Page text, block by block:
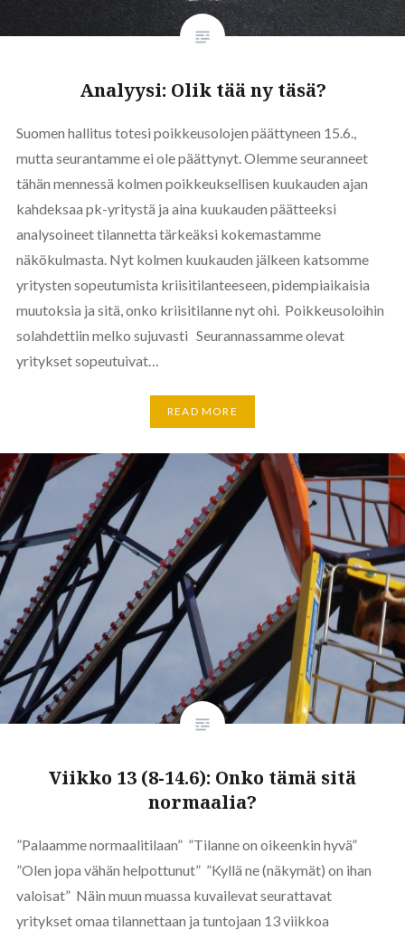
Analyysi: Olik tää ny täsä?
Suomen hallitus totesi poikkeusolojen päättyneen 15.6.,
mutta seurantamme ei ole päättynyt. Olemme seuranneet
tähän mennessä kolmen poikkeuksellisen kuukauden ajan
kahdeksaa pk-yritystä ja aina kuukauden päätteeksi
analysoineet tilannetta tärkeäksi kokemastamme
näkökulmasta. Nyt kolmen kuukauden jälkeen katsomme
yritysten sopeutumista kriisitilanteeseen, pidempiaikaisia
muutoksia ja sitä, onko kriisitilanne nyt ohi. Poikkeusoloihin
solahdettiin melko sujuvasti Seurannassamme olevat
yritykset sopeutuivat…
READ MORE
Viikko 13 (8-14.6): Onko tämä sitä
normaalia?
”Palaamme normaalitilaan” ”Tilanne on oikeenkin hyvä”
”Olen jopa vähän helpottunut” ”Kyllä ne (näkymät) on ihan
valoisat” Näin muun muassa kuvailevat seurattavat
yritykset omaa tilannettaan ja tuntojaan 13 viikkoa